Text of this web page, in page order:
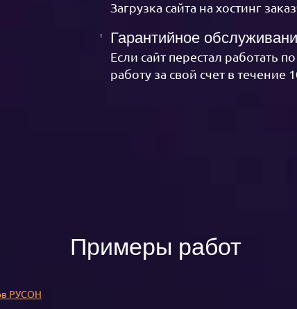
Загрузка сайта на хостинг
Гарантийное
Если сайт перестал работать
работу за свой счет в течение
Примеры работ